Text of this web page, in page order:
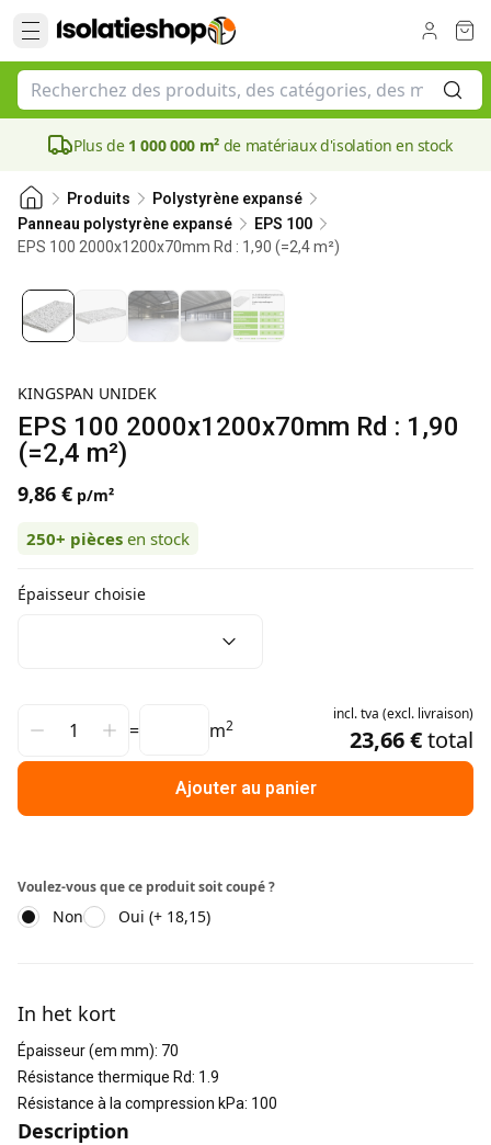
Plus de 1 000 000 m²de matériaux d'isolation en stock
Produits
Polystyrène expansé
Panneau polystyrène expansé
EPS 100
EPS 100 2000x1200x70mm Rd : 1,90 (=2,4 m²)
KINGSPAN UNIDEK
EPS 100 2000x1200x70mm Rd : 1,90
(=2,4 m²)
9,86 € p/m²
250+ pièces en stock
Épaisseur choisie
= m2
incl.tva (excl. livraison)
23,66 €total
Ajouter au panier
Voulez-vous que ce produit soit coupé ?
Non Oui (+ 18,15)
In het kort
Épaisseur (em mm): 70
Résistance thermique Rd: 1.9
Résistance à la compression kPa: 100
Description